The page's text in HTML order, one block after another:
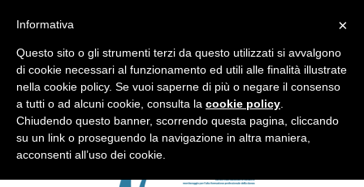
VOLTI DI DONNA
×
Informativa
Questo sito o gli strumenti terzi da questo utilizzati si avvalgono
di cookie necessari al funzionamento ed utili alle finalità illustrate
nella cookie policy. Se vuoi saperne di più o negare il consenso
a tutti o ad alcuni cookie, consulta la cookie policy
Chiudendo questo banner, scorrendo questa pagina, cliccando
su un link o proseguendo la navigazione in altra maniera,
acconsenti all’uso dei cookie.